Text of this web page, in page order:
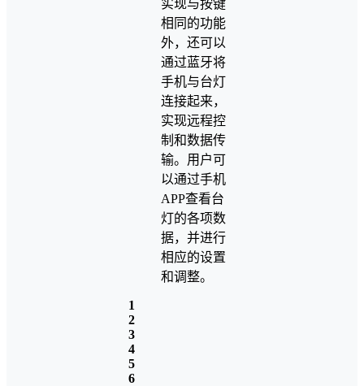
实现与按键
相同的功能
外，还可以
通过蓝牙将
手机与台灯
连接起来，
实现远程控
制和数据传
输。用户可
以通过手机
APP查看台
灯的各项数
据，并进行
相应的设置
和调整。
1
2
3
4
5
6